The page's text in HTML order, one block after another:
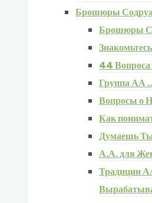
Брошюры
Брошюры
44
Группа АА
Вопросы о
Как
Думаешь
А.А. для
Традиции